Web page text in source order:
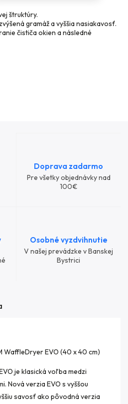
štruktúry.
gramáž a vyššia nasiakavosť.
čističa okien a následné
Doprava zadarmo
Pre všetky objednávky nad
100€
Osobné vyzdvihnutie
V našej prevádzke v Banskej
Bystrici
WaffleDryer EVO (40 x 40 cm)
je klasická voľba medzi
Nová verzia EVO s vyššou
savosť ako pôvodná verzia